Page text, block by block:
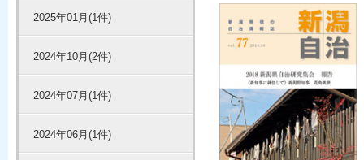
2025年01月(1件)
2024年10月(2件)
2024年07月(1件)
2024年06月(1件)